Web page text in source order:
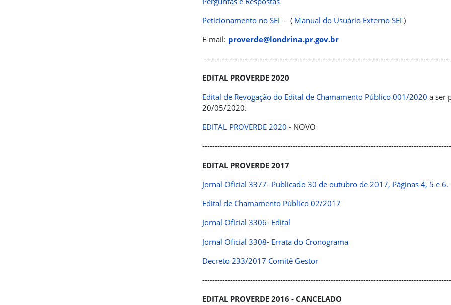
Peticionamento no SEI - ( Manual do Usuário Externo SEI )
E-mail: proverde@londrina.pr.gov.br
EDITAL PROVERDE 2020
Edital de Revogação do Edital de Chamamento Público 001/2020 a ser
20/05/2020.
EDITAL PROVERDE 2020 - NOVO
EDITAL PROVERDE 2017
Jornal Oficial 3377- Publicado 30 de outubro de 2017, Páginas 4, 5 e 6.
Edital de Chamamento Público 02/2017
Jornal Oficial 3306- Edital
Jornal Oficial 3308- Errata do Cronograma
Decreto 233/2017 Comitê Gestor
EDITAL PROVERDE 2016 - CANCELADO